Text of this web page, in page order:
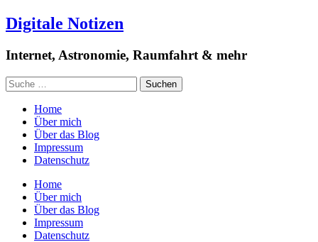
Digitale Notizen
Internet, Astronomie, Raumfahrt & mehr
Home
Über mich
Über das Blog
Impressum
Datenschutz
Home
Über mich
Über das Blog
Impressum
Datenschutz